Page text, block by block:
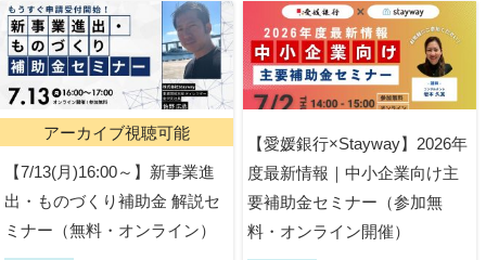
アーカイブ視聴可能
【7/13(月)16:00～】新事業進
出・ものづくり補助金 解説セ
ミナー（無料・オンライン）
【愛媛銀行×Stayway】2026年
度最新情報｜中小企業向け主
要補助金セミナー（参加無
料・オンライン開催）